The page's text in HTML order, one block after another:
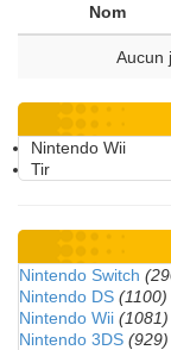
Nom
Aucun
Nintendo Wii
Tir
Nintendo Switch
Nintendo DS (1100)
Nintendo Wii (1081)
Nintendo 3DS (929)